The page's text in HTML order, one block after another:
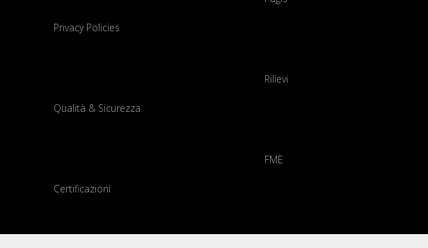
Privacy Policies
Qualità & Sicurezza
Certificazioni
Rilievi
FME